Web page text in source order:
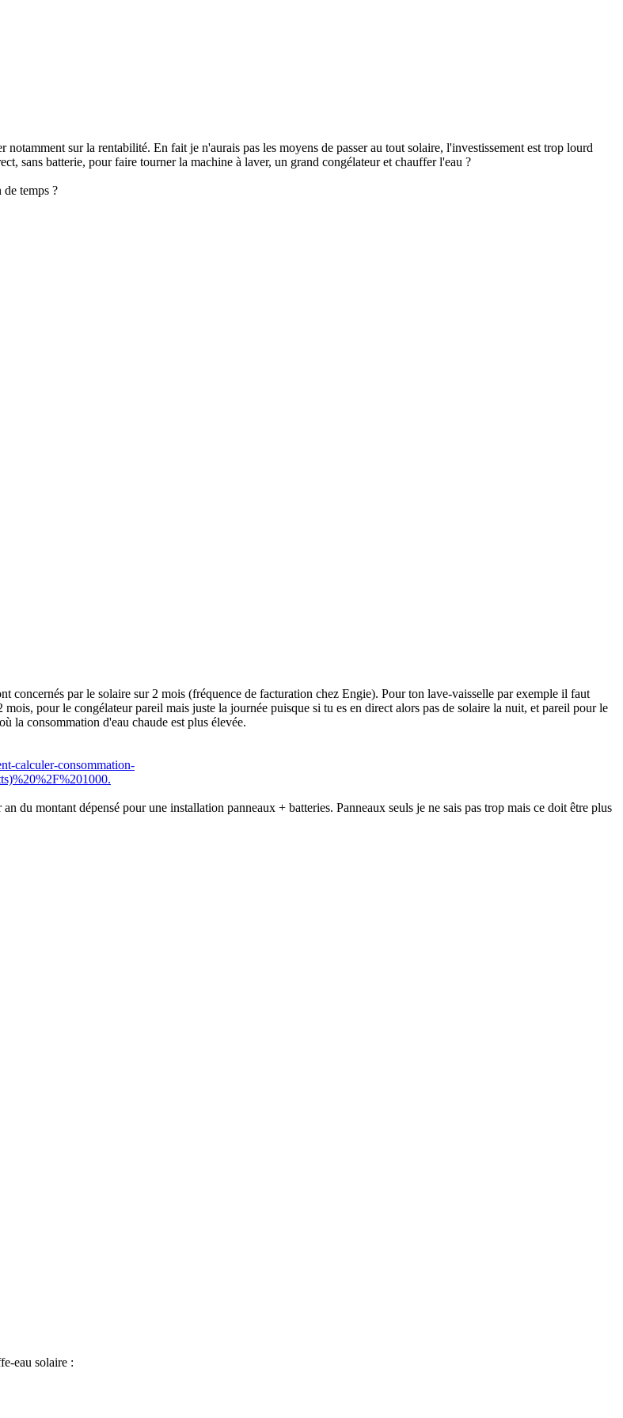
sur la rentabilité. En fait je n'aurais pas les moyens de passer au tout solaire, l'investissement est trop lourd
sans batterie, pour faire tourner la machine à laver, un grand congélateur et chauffer l'eau ?
temps ?
concernés par le solaire sur 2 mois (fréquence de facturation chez Engie). Pour ton lave-vaisselle par exemple il faut
pour le congélateur pareil mais juste la journée puisque si tu es en direct alors pas de solaire la nuit, et pareil pour le
la consommation d'eau chaude est plus élevée.
calculer-consommation-
du montant dépensé pour une installation panneaux + batteries. Panneaux seuls je ne sais pas trop mais ce doit être plus
eau solaire :